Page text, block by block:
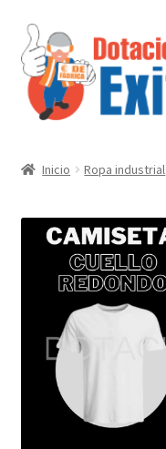
Ir
a
la
navegación
Ir
al
contenido
Contactenos
Inicio Ropa industrial